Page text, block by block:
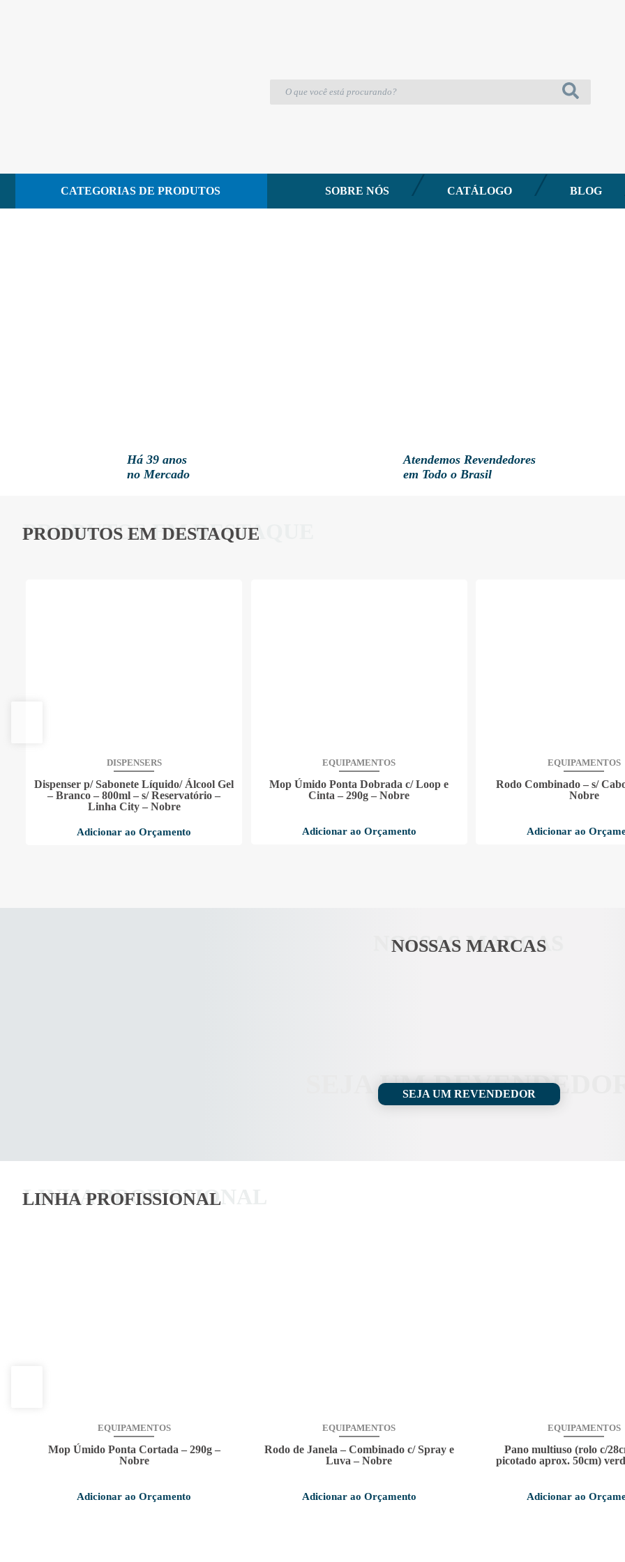
CATEGORIAS DE PRODUTOS SOBRE NÓS CATÁLOGO BLOG
Há 39 anos
no Mercado
Atendemos Revendedores
em Todo o Brasil
PRODUTOS EM DESTAQUE
PRODUTOS EM DESTAQUE
DISPENSERS
Dispenser p/ Sabonete Líquido/ Álcool Gel
– Branco – 800ml – s/ Reservatório –
Linha City – Nobre
Adicionar ao Orçamento
EQUIPAMENTOS
Mop Úmido Ponta Dobrada c/ Loop e
Cinta – 290g – Nobre
Adicionar ao Orçamento
EQUIPAMENTOS
Rodo Combinado – s/
Nobre
Adicionar ao
NOSSAS MARCAS
NOSSAS MARCAS
SEJA UMSEJA UM REVENDEDOR
LINHA PROFISSIONAL
LINHA PROFISSIONAL
EQUIPAMENTOS
Mop Úmido Ponta Cortada – 290g –
Nobre
Adicionar ao Orçamento
EQUIPAMENTOS
Rodo de Janela – Combinado c/ Spray e
Luva – Nobre
Adicionar ao Orçamento
EQUIPAMENTOS
Pano multiuso (rolo c/
picotado aprox. 50cm)
Adicionar ao